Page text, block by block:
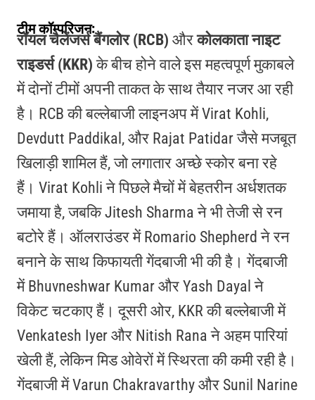
टीम कॉम्परिजन:
रॉयल चैलेंजर्स बैंगलोर (RCB) औरकोलकाता नाइट
राइडर्स (KKR) के बीच होने वाले इस महत्वपूर्ण मुकाबले
में दोनों टीमों अपनी ताकत के साथ तैयार नजर आ रही
है। RCB की बल्लेबाजी लाइनअप में Virat Kohli,
Devdutt Paddikal, और Rajat Patidar जैसे मजबूत
खिलाड़ी शामिल हैं, जो लगातार अच्छे स्कोर बना रहे
हैं। Virat Kohli ने पिछले मैचों में बेहतरीन अर्धशतक
जमाया है, जबकि Jitesh Sharma ने भी तेजी से रन
बटोरे हैं। ऑलराउंडर में Romario Shepherd ने रन
बनाने के साथ किफायती गेंदबाजी भी की है। गेंदबाजी
में Bhuvneshwar Kumar और Yash Dayal ने
विकेट चटकाए हैं। दूसरी ओर, KKR की बल्लेबाजी में
Venkatesh Iyer और Nitish Rana ने अहम पारियां
खेली हैं, लेकिन मिड ओवेरों में स्थिरता की कमी रही है।
गेंदबाजी में Varun Chakravarthy और Sunil Narine